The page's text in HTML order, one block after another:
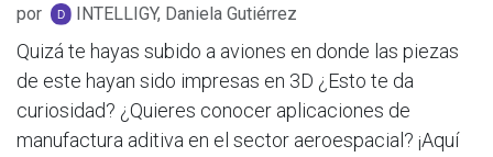
por
INTELLIGY, Daniela Gutiérrez
Quizá te hayas subido a aviones en donde las piezas
de este hayan sido impresas en 3D ¿Esto te da
curiosidad? ¿Quieres conocer aplicaciones de
manufactura aditiva en el sector aeroespacial? ¡Aquí